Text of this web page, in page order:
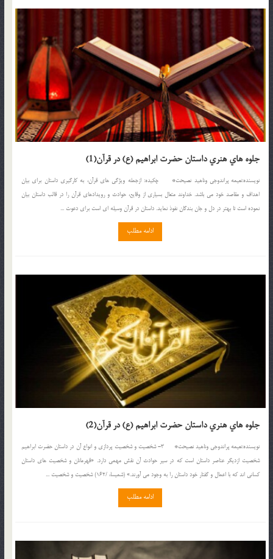
جلوه هاي هنري داستان حضرت ابراهيم (ع) در قرآن(1)
نويسنده:نعيمه پراندوجي وناهيد نصيحت* چکيده: ازجمله ويژگي هاي قرآن، به کارگيري داستان براي بيان
اهداف و مقاصد خود مي باشد. خداوند متعال بسياري از وقايع، حوادث و رويدادهاي قرآن را در قالب داستان بيان
نموده است تا بهتر در دل و جان بندگان نفوذ نمايد. داستان در قرآن وسيله اي است براي دعوت ...
ادامه مطلب
جلوه هاي هنري داستان حضرت ابراهيم (ع) در قرآن(2)
نويسنده:نعيمه پراندوجي وناهيد نصيحت* 3- شخصيت و شخصيت پردازي و انواع آن در داستان حضرت ابراهيم
شخصيت ازديگر عناصر داستان است که در سير حوادث آن نقش مهمي دارد. «قهرمانان و شخصيت هاي داستان
کساني اند که با اعمال و گفتار خود داستان را به وجود مي آورند.» (شميسا، /162) شخصيت و شخصيت ...
ادامه مطلب